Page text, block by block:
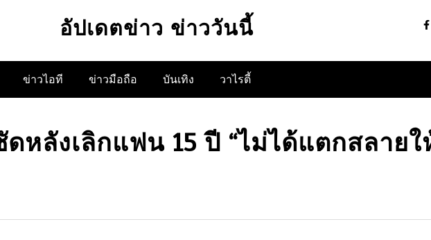
อัปเดตข่าว ข่าววันนี้
ข่าวไอที ข่าวมือถือ บันเทิง วาไรตี้
หลังเลิกแฟน 15 ปี “ไม่ได้แตกสลายใ